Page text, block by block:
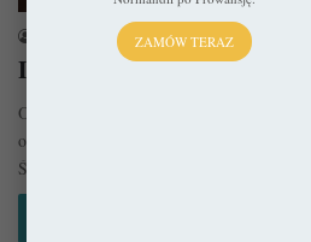
24 sierpnia 2015
Legendy Wrocławia – Na
Od X wieku Ostrów Tumski, enklawa
oraz siedziba Piastów Śląskich był
Śląsku.…
ZAMÓW TERAZ